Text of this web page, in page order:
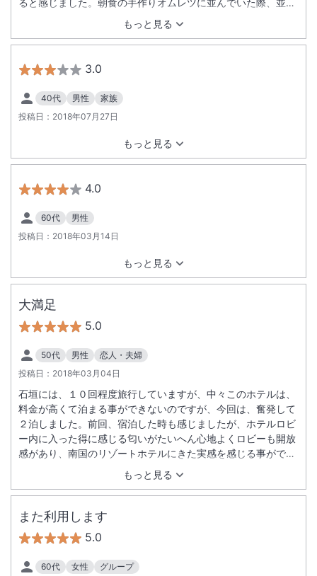
もっと見る
ると感じました。朝食の手作りオムレツに並んでいた際、並ぶ
方向が分からずシェフに注意を受けましたが、もう少し分かり
やすい表示にして欲しいです。今回は一泊しか出来ませんでし
たが、また石垣に来た時はお世話になりたいです。
3.0
40代 男性
家族
投稿日： 2018年07月27日
もっと見る
4.0
60代
男性
投稿日： 2018年03月14日
もっと見る
大満足
5.0
50代 男性
恋人・夫婦
投稿日： 2018年03月04日
もっと見る
石垣には、１０回程度旅行していますが、中々このホテルは、
料金が高くて泊まる事ができないのですが、今回は、奮発して
２泊しました。前回、宿泊した時も感じましたが、ホテルロビ
ー内に入った得に感じる匂いがたいへん心地よくロビーも開放
感があり、南国のリゾートホテルにきた実感を感じる事ができ
るホテルで何もかもが大変満足できました。
また利用します
5.0
60代 女性
グループ